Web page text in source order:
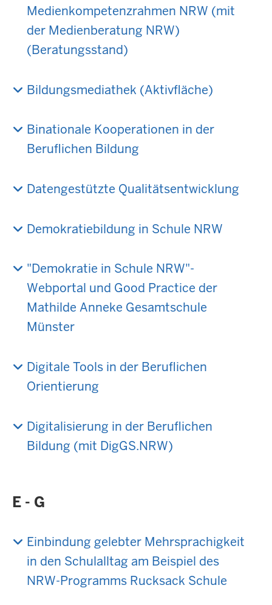
Medienkompetenzrahmen NRW (mit
der Medienberatung NRW)
(Beratungsstand)
Bildungsmediathek (Aktivfläche)
Binationale Kooperationen in der
Beruflichen Bildung
Datengestützte Qualitätsentwicklung
Demokratiebildung in Schule NRW
"Demokratie in Schule NRW"-
Webportal und Good Practice der
Mathilde Anneke Gesamtschule
Münster
Digitale Tools in der Beruflichen
Orientierung
Digitalisierung in der Beruflichen
Bildung (mit DigGS.NRW)
E - G
Einbindung gelebter Mehrsprachigkeit
in den Schulalltag am Beispiel des
NRW-Programms Rucksack Schule